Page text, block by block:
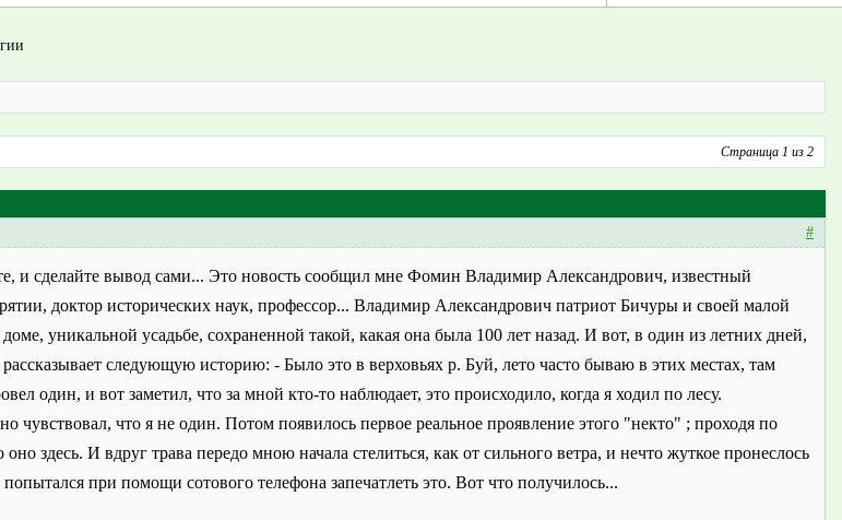
Страница 1 из 2
#
и сделайте вывод сами... Это новость сообщил мне Фомин Владимир Александрович, известный
доктор исторических наук, профессор... Владимир Александрович патриот Бичуры и своей малой
уникальной усадьбе, сохраненной такой, какая она была 100 лет назад. И вот, в один из летних дней,
следующую историю: - Было это в верховьях р. Буй, лето часто бываю в этих местах, там
один, и вот заметил, что за мной кто-то наблюдает, это происходило, когда я ходил по лесу.
что я не один. Потом появилось первое реальное проявление этого "некто" ; проходя по
здесь. И вдруг трава передо мною начала стелиться, как от сильного ветра, и нечто жуткое пронеслось
при помощи сотового телефона запечатлеть это. Вот что получилось...